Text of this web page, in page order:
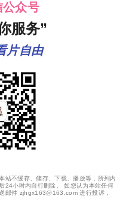
公众号
服务”
片自由
站不缓存、储存、下载、播放等，所列内
24小时内自行删除。 如您认为本站任何
邮件 zjhgx163@163.com 进行投诉，